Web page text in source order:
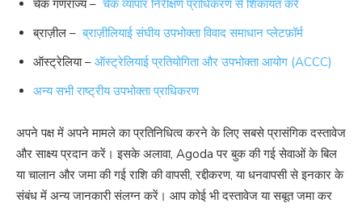
चेक गणराज्य –चेक व्यापार निरीक्षण प्राधिकरण से शिकायत करें
ब्राज़ील –ब्राज़ीलियाई संघीय उपभोक्ता विवाद समाधान प्लेटफ़ॉर्म
ऑस्ट्रेलिया – ऑस्ट्रेलियाई प्रतियोगिता और उपभोक्ता आयोग (ACCC)
अन्य सभी राष्ट्रीय उपभोक्ता प्राधिकरण
अपने पक्ष में अपने मामले का प्रतिनिधित्व करने के लिए सबसे प्रासंगिक दस्तावेज
और साक्ष्य प्रदान करें। इसके अलावा, Agoda पर बुक की गई सेवाओं के बिल
या चालान और जमा की गई राशि की वापसी, रद्दीकरण, या धनवापसी से इनकार के
संबंध में अन्य जानकारी संलग्न करें। आप कोई भी दस्तावेज या सबूत जमा कर